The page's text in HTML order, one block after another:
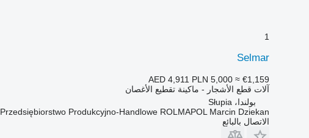
1
Selmar
AED 4,911 PLN 5,000 ≈ €1,159
آلات قطع الأشجار - ماكينة تقطيع الأغصان
بولندا، Słupia
Przedsiębiorstwo Produkcyjno-Handlowe ROLMAPOL Marcin Dziekan
الاتصال بالبائع